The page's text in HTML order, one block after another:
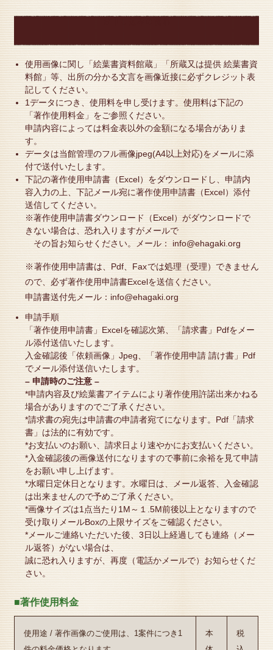
使用画像に関し「絵葉書資料館蔵」「所蔵又は提供 絵葉書資
料館」等、出所の分かる文言を画像近接に必ずクレジット表
記してください。
1データにつき、使用料を申し受けます。使用料は下記の
「著作使用料金」をご参照ください。
申請内容によっては料金表以外の金額になる場合がありま
す。
データは当館管理のフル画像jpeg(A4以上対応)をメールに添
付で送付いたします。
下記の著作使用申請書（Excel）をダウンロードし、申請内
容入力の上、下記メール宛に著作使用申請書（Excel）添付
送信してください。
※著作使用申請書ダウンロード（Excel）がダウンロードで
きない場合は、恐れ入りますがメールで
その旨お知らせください。メール： info@ehagaki.org
※著作使用申請書は、Pdf、Faxでは処理（受理）できません
ので、必ず著作使用申請書Excelを送信ください。
申請書送付先メール：info@ehagaki.org
申請手順
「著作使用申請書」Excelを確認次第、「請求書」Pdfをメー
ル添付送信いたします。
入金確認後「依頼画像」Jpeg、「著作使用申請 請け書」Pdf
でメール添付送信いたします。
– 申請時のご注意 –
*申請内容及び絵葉書アイテムにより著作使用許諾出来かねる
場合がありますのでご了承ください。
*請求書の宛先は申請書の申請者宛てになります。Pdf「請求
書」は法的に有効です。
*お支払いのお願い、請求日より速やかにお支払いください。
*入金確認後の画像送付になりますので事前に余裕を見て申請
をお願い申し上げます。
*水曜日定休日となります。水曜日は、メール返答、入金確認
は出来ませんので予めご了承ください。
*画像サイズは1点当たり1M～１.5M前後以上となりますので
受け取りメールBoxの上限サイズをご確認ください。
*メールご連絡いただいた後、3日以上経過しても連絡（メー
ル返答）がない場合は、
誠に恐れ入りますが、再度（電話かメールで）お知らせくだ
さい。
■著作使用料金
使用途 / 著作画像のご使用は、1案件につき1
本
税